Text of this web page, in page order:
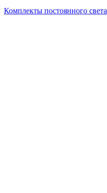
Комплекты постоянного света